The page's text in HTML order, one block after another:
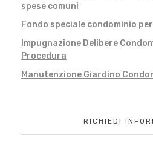
spese comuni
Fondo speciale condominio
Impugnazione Delibere
Procedura
Manutenzione Giardino
RICHIEDI